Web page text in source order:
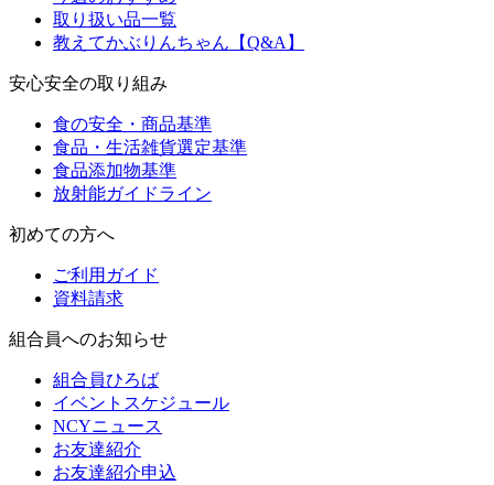
取り扱い品一覧
教えてかぶりんちゃん【Q&A】
安心安全の取り組み
食の安全・商品基準
食品・生活雑貨選定基準
食品添加物基準
放射能ガイドライン
初めての方へ
ご利用ガイド
資料請求
組合員へのお知らせ
組合員ひろば
イベントスケジュール
NCYニュース
お友達紹介
お友達紹介申込